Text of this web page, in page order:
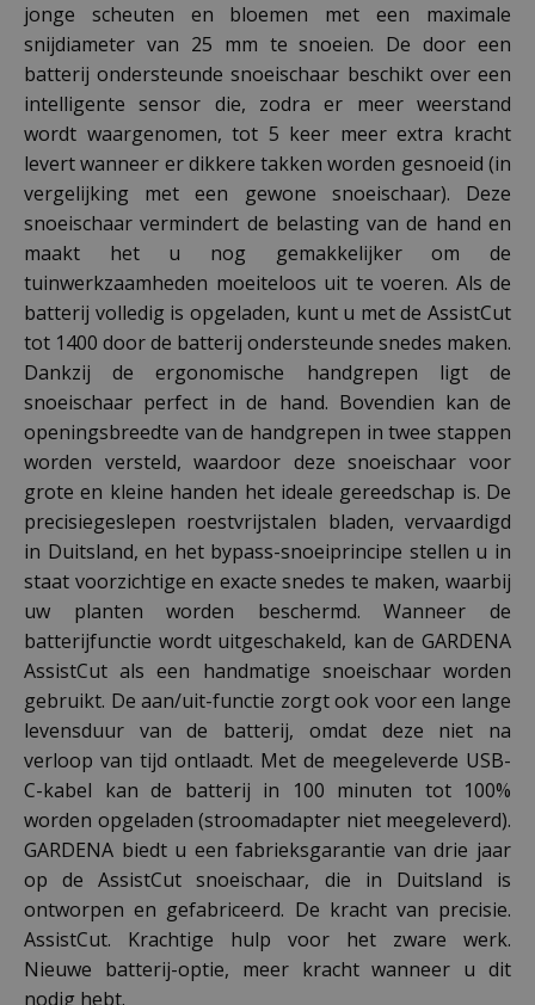
jonge scheuten en bloemen met een maximale
snijdiameter van 25 mm te snoeien. De door een
batterij ondersteunde snoeischaar beschikt over een
intelligente sensor die, zodra er meer weerstand
wordt waargenomen, tot 5 keer meer extra kracht
levert wanneer er dikkere takken worden gesnoeid (in
vergelijking met een gewone snoeischaar). Deze
snoeischaar vermindert de belasting van de hand en
maakt het u nog gemakkelijker om de
tuinwerkzaamheden moeiteloos uit te voeren. Als de
batterij volledig is opgeladen, kunt u met de AssistCut
tot 1400 door de batterij ondersteunde snedes maken.
Dankzij de ergonomische handgrepen ligt de
snoeischaar perfect in de hand. Bovendien kan de
openingsbreedte van de handgrepen in twee stappen
worden versteld, waardoor deze snoeischaar voor
grote en kleine handen het ideale gereedschap is. De
precisiegeslepen roestvrijstalen bladen, vervaardigd
in Duitsland, en het bypass-snoeiprincipe stellen u in
staat voorzichtige en exacte snedes te maken, waarbij
uw planten worden beschermd. Wanneer de
batterijfunctie wordt uitgeschakeld, kan de GARDENA
AssistCut als een handmatige snoeischaar worden
gebruikt. De aan/uit-functie zorgt ook voor een lange
levensduur van de batterij, omdat deze niet na
verloop van tijd ontlaadt. Met de meegeleverde USB-
C-kabel kan de batterij in 100 minuten tot 100%
worden opgeladen (stroomadapter niet meegeleverd).
GARDENA biedt u een fabrieksgarantie van drie jaar
op de AssistCut snoeischaar, die in Duitsland is
ontworpen en gefabriceerd. De kracht van precisie.
AssistCut. Krachtige hulp voor het zware werk.
Nieuwe batterij-optie, meer kracht wanneer u dit
nodig hebt.